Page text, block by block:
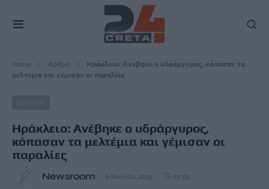
Home Άρθρα
Ηράκλειο: Ανέβηκε ο υδράργυρος, κόπασαν τα
μελτέμια και γέμισαν οι παραλίες
Ηράκλειο: Ανέβηκε ο υδράργυρος,
κόπασαν τα μελτέμια και γέμισαν οι
παραλίες
Newsroom 6 Ιουλίου, 2025 09:55